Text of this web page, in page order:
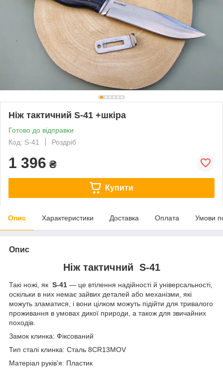
Ніж тактичний S-41 +шкіра
Готово до відправки
Код: S-41
Роздріб
1 396 ₴
Купити
Опис Характеристики Доставка Оплата Умови
Опис
Ніж тактичний S-41
Такі ножі, як S-41 — це втілення надійності й універсальності,
оскільки в них немає зайвих деталей або механізми, які
можуть зламатися, і вони цілком можуть підійти для тривалого
проживання в умовах дикої природи, а також для звичайних
походів.
Замок клинка: Фіксований
Тип сталі клинка: Сталь 8CR13MOV
Матеріал руків'я: Пластик